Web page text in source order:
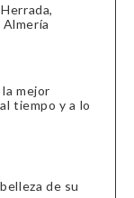
mejor
tiempo y a lo
de su